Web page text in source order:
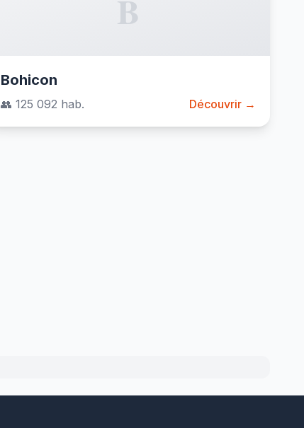
B
Bohicon
👥 125 092 hab. Découvrir →